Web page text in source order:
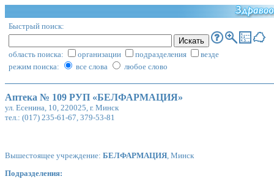
Быстрый поиск:
область поиска: организации подразделения
везде
режим поиска:
все слова любое слово
Аптека № 109 РУП «БЕЛФАРМАЦИЯ»
ул. Есенина, 10, 220025, г. Минск
тел.: (017) 235-61-67, 379-53-81
Вышестоящее учреждение: БЕЛФАРМАЦИЯ , Минск
Подразделения: